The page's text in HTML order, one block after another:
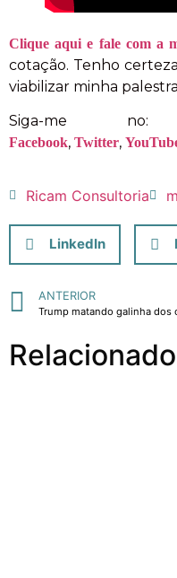
Clique aqui e fale com a
cotação. Tenho
viabilizar minha
Siga-me
Facebook, Twitter,
Ricam Consultoria
LinkedIn
ANTERIOR